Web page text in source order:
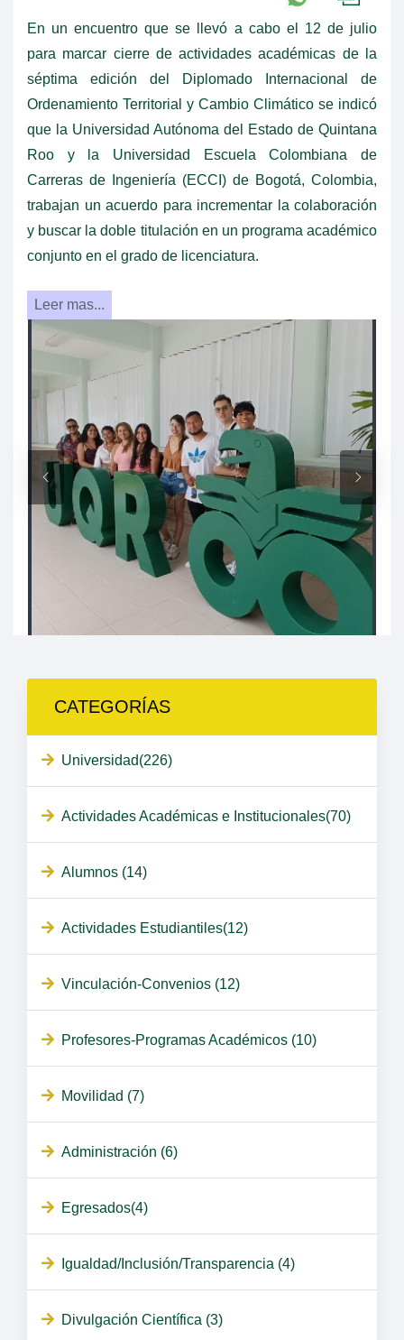
En un encuentro que se llevó a cabo el 12 de julio
para marcar cierre de actividades académicas de la
séptima edición del Diplomado Internacional de
Ordenamiento Territorial y Cambio Climático se indicó
que la Universidad Autónoma del Estado de Quintana
Roo y la Universidad Escuela Colombiana de
Carreras de Ingeniería (ECCI) de Bogotá, Colombia,
trabajan un acuerdo para incrementar la colaboración
y buscar la doble titulación en un programa académico
conjunto en el grado de licenciatura.
Leer mas...
CATEGORÍAS
Universidad(226)
Actividades Académicas e Institucionales(70)
Alumnos (14)
Actividades Estudiantiles(12)
Vinculación-Convenios (12)
Profesores-Programas Académicos (10)
Movilidad (7)
Administración (6)
Egresados(4)
Igualdad/Inclusión/Transparencia (4)
Divulgación Científica (3)